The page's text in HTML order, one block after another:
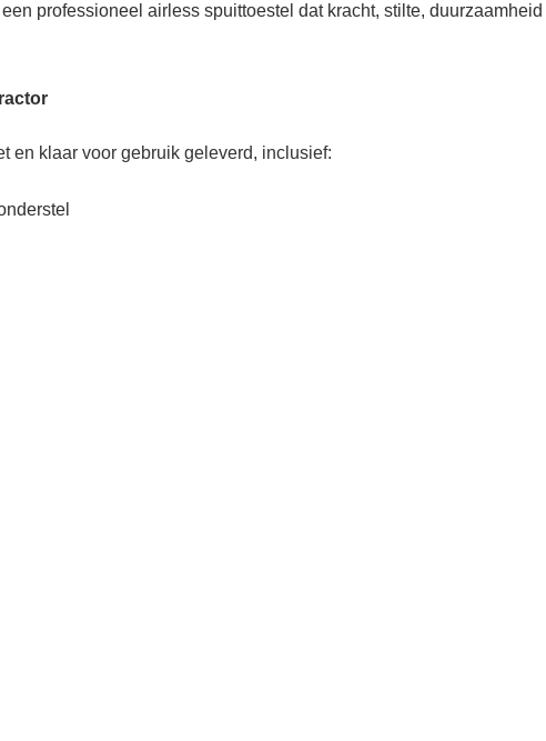
professioneel airless spuittoestel dat kracht, stilte,
en klaar voor gebruik geleverd, inclusief: